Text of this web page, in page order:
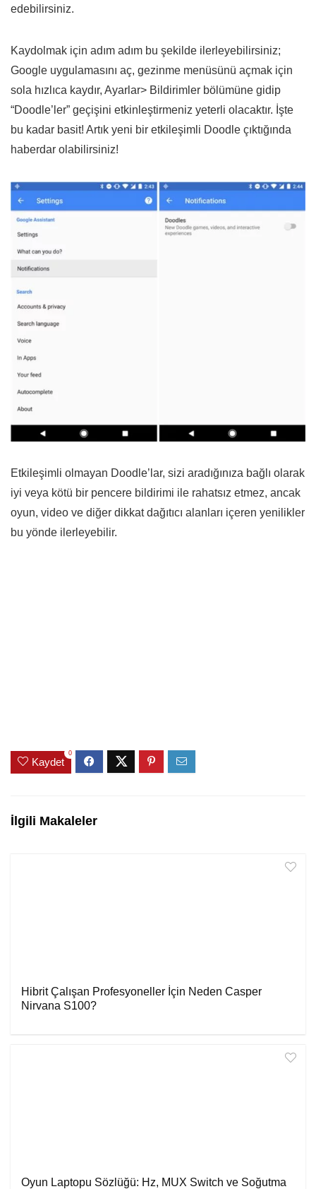
edebilirsiniz.
Kaydolmak için adım adım bu şekilde ilerleyebilirsiniz;
Google uygulamasını aç, gezinme menüsünü açmak için
sola hızlıca kaydır, Ayarlar> Bildirimler bölümüne gidip
“Doodle’ler” geçişini etkinleştirmeniz yeterli olacaktır. İşte
bu kadar basit! Artık yeni bir etkileşimli Doodle çıktığında
haberdar olabilirsiniz!
Etkileşimli olmayan Doodle’lar, sizi aradığınıza bağlı olarak
iyi veya kötü bir pencere bildirimi ile rahatsız etmez, ancak
oyun, video ve diğer dikkat dağıtıcı alanları içeren yenilikler
bu yönde ilerleyebilir.
Kaydet
0
İlgili Makaleler
Hibrit Çalışan Profesyoneller İçin Neden Casper
Nirvana S100?
Oyun Laptopu Sözlüğü: Hz, MUX Switch ve Soğutma